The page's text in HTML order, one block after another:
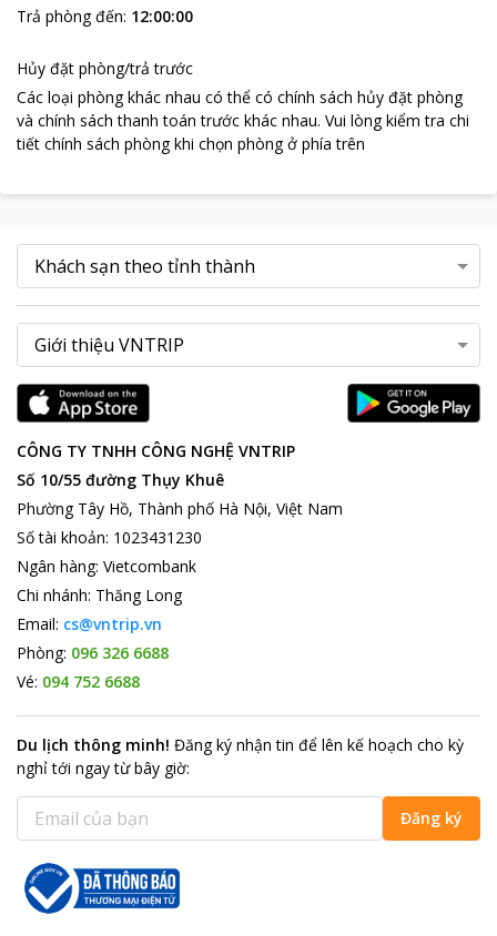
Trả phòng đến: 12:00:00
Hủy đặt phòng/trả trước
Các loại phòng khác nhau có thể có chính sách hủy đặt phòng
và chính sách thanh toán trước khác nhau. Vui lòng kiểm tra chi
tiết chính sách phòng khi chọn phòng ở phía trên
CÔNG TY TNHH CÔNG NGHỆ VNTRIP
Số 10/55 đường Thụy Khuê
Phường Tây Hồ, Thành phố Hà Nội, Việt Nam
Số tài khoản: 1023431230
Ngân hàng: Vietcombank
Chi nhánh: Thăng Long
Email: cs@vntrip.vn
Phòng: 096 326 6688
Vé: 094 752 6688
Du lịch thông minh! Đăng ký nhận tin để lên kế hoạch cho kỳ
nghỉ tới ngay từ bây giờ:
Đăng ký